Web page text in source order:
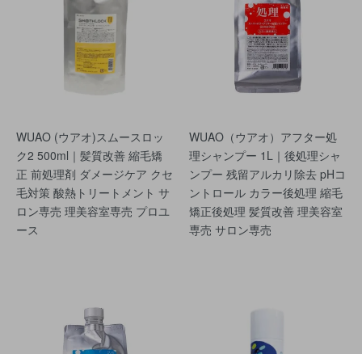
WUAO (ウアオ)スムースロッ
ク2 500ml｜髪質改善 縮毛矯
正 前処理剤 ダメージケア クセ
毛対策 酸熱トリートメント サ
ロン専売 理美容室専売 プロユ
ース
WUAO（ウアオ）アフター処
理シャンプー 1L｜後処理シャ
ンプー 残留アルカリ除去 pHコ
ントロール カラー後処理 縮毛
矯正後処理 髪質改善 理美容室
専売 サロン専売